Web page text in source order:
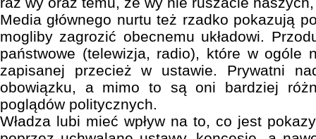
Media głównego nurtu też rzadko pokazują
mogliby zagrozić obecnemu układowi.
państwowe (telewizja, radio), które w ogóle
zapisanej przecież w ustawie. Prywatni
obowiązku, a mimo to są oni bardziej
poglądów politycznych.
Władza lubi mieć wpływ na to, co jest